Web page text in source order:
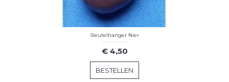
Sleutelhanger Nier
€ 4,50
BESTELLEN